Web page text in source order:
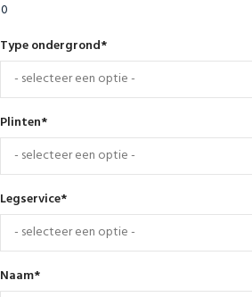
Type ondergrond*
Plinten*
Legservice*
Naam*